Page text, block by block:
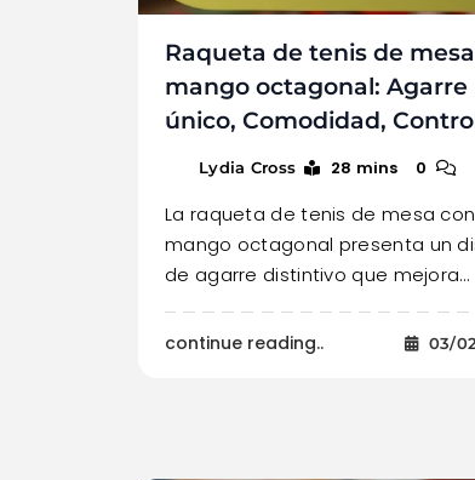
Raqueta de tenis de
mango octagonal: Agarre
único, Comodidad,
Lydia Cross 28 mins 0
La raqueta de tenis de mesa con
mango octagonal presenta un
de agarre distintivo que mejora…
continue reading.. 03/